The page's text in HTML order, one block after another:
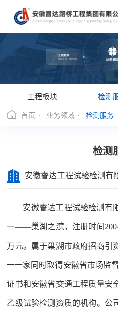
工程板块 检测
首页 业务领域 检测服务
检测
安徽睿达工程试验检测有
安徽睿达工程试验检测有
一——巢湖之滨，注册时间
万元。属于巢湖市政府招商引
一一家同时取得安徽省市场监
证书和安徽省交通工程质量安
乙级试验检测资质的机构。公